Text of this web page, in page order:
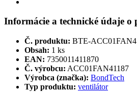
Informácie a technické údaje o
Č. produktu: BTE-
Obsah: 1 ks
EAN: 7350011411870
Č. výrobcu: ACC01FAN41187
Výrobca (značka): BondTech
Typ produktu: ventilátor